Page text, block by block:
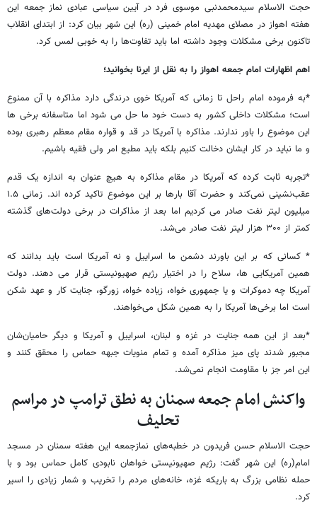
حجت الاسلام سیدمحمدنبی موسوی فرد در آیین سیاسی عبادی نماز جمعه این
هفته اهواز در مصلای مهدیه امام خمینی (ره) این شهر بیان کرد: از ابتدای انقلاب
تاکنون برخی مشکلات وجود داشته اما باید تفاوت‌ها را به خوبی لمس کرد.
اهم اظهارات امام جمعه اهواز را به نقل از ایرنا بخوانید؛
*به فرموده امام راحل تا زمانی که آمریکا خوی درندگی دارد مذاکره با آن ممنوع
است؛ مشکلات داخلی کشور به دست خود ما حل می شود اما متاسفانه برخی ها
این موضوع را باور ندارند. مذاکره با آمریکا در قد و قواره مقام معظم رهبری بوده
و ما نباید در کار ایشان دخالت کنیم بلکه باید مطیع امر ولی فقیه باشیم.
*تجربه ثابت کرده که آمریکا در مقام مذاکره به هیچ عنوان به اندازه یک قدم
عقب‌نشینی نمی‌کند و حضرت آقا بارها بر این موضوع تاکید کرده اند. زمانی ۱.۵
میلیون لیتر نفت صادر می کردیم اما بعد از مذاکرات در برخی دولت‌های گذشته
کمتر از ۳۰۰ هزار لیتر نفت صادر می‌شد.
* کسانی که بر این باورند دشمن ما اسراییل و نه آمریکا است باید بدانند که
همین آمریکایی ها، سلاح را در اختیار رژیم صهیونیستی قرار می دهند. دولت
آمریکا چه دموکرات و یا جمهوری خواه، زیاده خواه، زورگو، جنایت کار و عهد شکن
است اما برخی‌ها آمریکا را به همین شکل می‌خواهند.
*بعد از این‌ همه جنایت در غزه و لبنان، اسراییل و آمریکا و دیگر حامیان‌شان
مجبور شدند پای میز مذاکره آمده و تمام منویات جبهه حماس را محقق کنند و
این امر جز با مقاومت انجام نمی‌شد.
واکنش امام جمعه سمنان به نطق ترامپ در مراسم
تحلیف
حجت الاسلام حسن فریدون در خطبه‌های نمازجمعه این هفته سمنان در مسجد
امام(ره) این شهر گفت: رژیم صهیونیستی خواهان نابودی کامل حماس بود و با
حمله نظامی بزرگ به باریکه غزه، خانه‌های مردم را تخریب و شمار زیادی را اسیر
کرد.